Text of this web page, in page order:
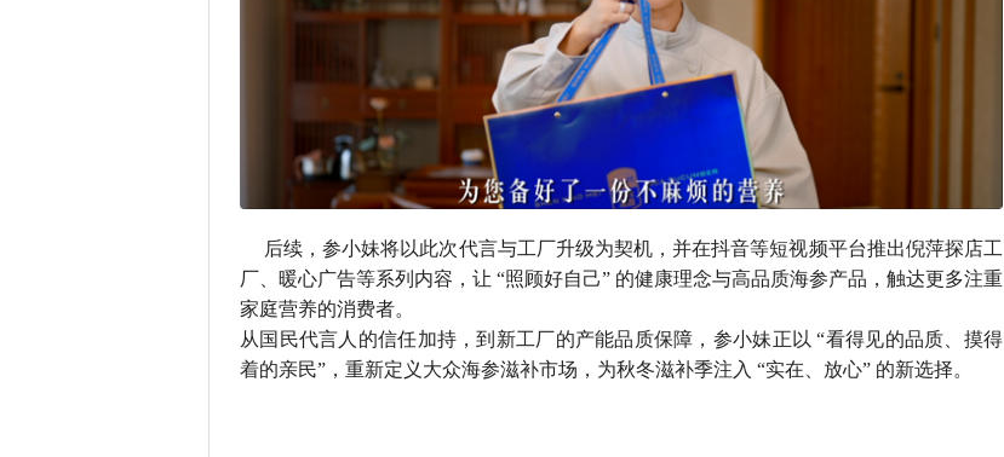
后续，参小妹将以此次代言与工厂升级为契机，并在抖音等短视频平台推出倪萍探店工
厂、暖心广告等系列内容，让 “照顾好自己” 的健康理念与高品质海参产品，触达更多注重
家庭营养的消费者。
从国民代言人的信任加持，到新工厂的产能品质保障，参小妹正以 “看得见的品质、摸得
着的亲民”，重新定义大众海参滋补市场，为秋冬滋补季注入 “实在、放心” 的新选择。